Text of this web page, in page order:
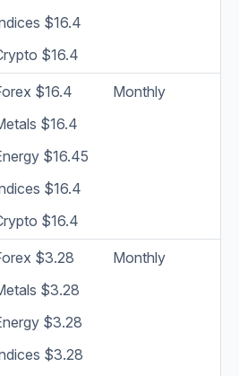
$16.4
$16.4
$16.4
$16.4
$16.45
$16.4
$16.4
Monthly
$3.28
$3.28
$3.28
$3.28
Monthly